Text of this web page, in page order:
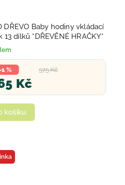
DŘEVO Baby hodiny vkládací
13 dílků *DŘEVĚNÉ HRAČKY*
575 Kč
%
Kč
košíku